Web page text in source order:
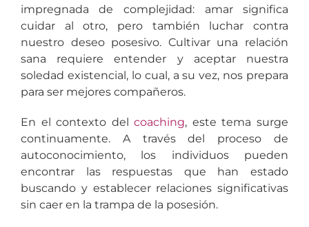
impregnada de complejidad: amar significa
cuidar al otro, pero también luchar contra
nuestro deseo posesivo. Cultivar una relación
sana requiere entender y aceptar nuestra
soledad existencial, lo cual, a su vez, nos prepara
para ser mejores compañeros.
En el contexto delcoaching, este tema surge
continuamente. A través del proceso de
autoconocimiento, los individuos pueden
encontrar las respuestas que han estado
buscando y establecer relaciones significativas
sin caer en la trampa de la posesión.